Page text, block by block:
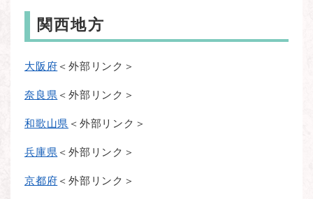
関西地方
大阪府 ＜外部リンク＞
奈良県 ＜外部リンク＞
和歌山県 ＜外部リンク＞
兵庫県 ＜外部リンク＞
京都府 ＜外部リンク＞